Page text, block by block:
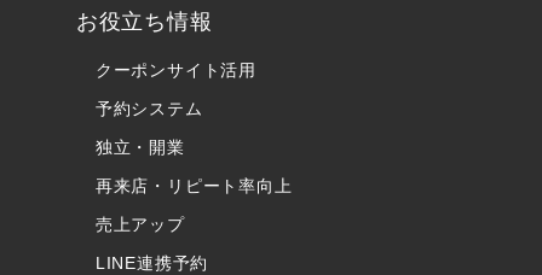
お役立ち情報
クーポンサイト活用
予約システム
独立・開業
再来店・リピート率向上
売上アップ
LINE連携予約